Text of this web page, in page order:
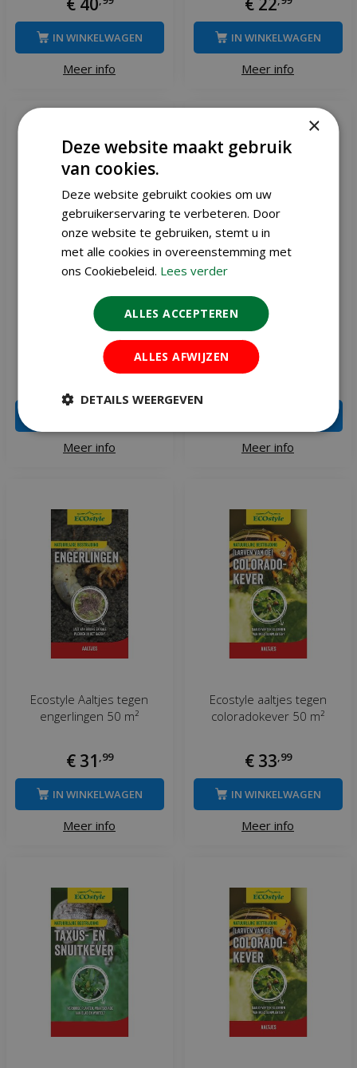
Meer info
IN WINKELWAGEN
Meer info
IN WINKELWAGEN
Ecostyle Aaltjes tegen
engerlingen 1000 m²
99
Meer info
Ecostyle Aaltjes tegen
varenrouwmug 50-100
planten
Meer info
Ecostyle Aaltjes tegen
engerlingen 50 m²
€ 31 99
Meer info
IN WINKELWAGEN
Ecostyle aaltjes tegen
coloradokever 50 m²
€ 33 99
Meer info
IN WINKELWAGEN
×
Deze website maakt gebruik
van cookies.
Deze website gebruikt cookies om uw
gebruikerservaring te verbeteren. Door
onze website te gebruiken, stemt u in
met alle cookies in overeenstemming met
ons Cookiebeleid. Lees verder
ALLES ACCEPTEREN
ALLES AFWIJZEN
DETAILS WEERGEVEN